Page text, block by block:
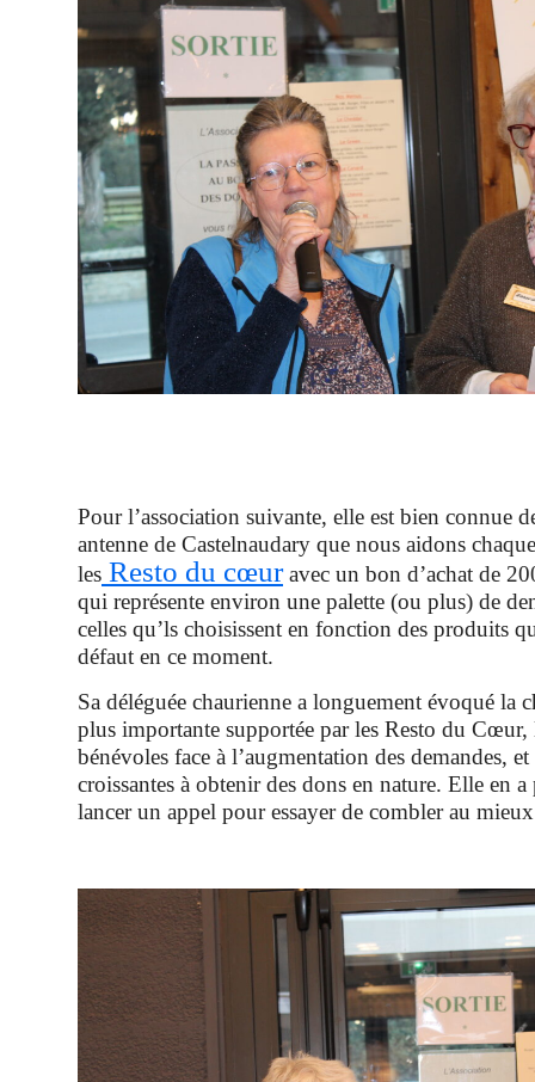
Pour l’association suivante, elle est bien connue
antenne de Castelnaudary que nous aidons
les Resto du cœuravec un bon d’achat de
qui représente environ une palette (ou plus) de
celles qu’ls choisissent en fonction des produits
défaut en ce moment.
Sa déléguée chaurienne a longuement évoqué la
plus importante supportée par les Resto du Cœur,
bénévoles face à l’augmentation des demandes,
croissantes à obtenir des dons en nature. Elle en
lancer un appel pour essayer de combler au